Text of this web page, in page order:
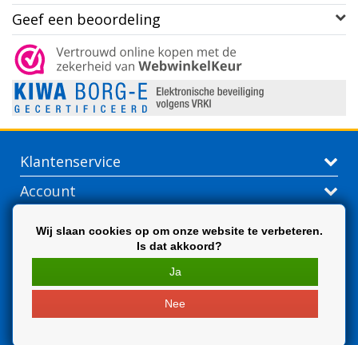
Geef een beoordeling
Klantenservice
Account
Wij slaan cookies op om onze website te verbeteren.
Is dat akkoord?
Ja
Nee